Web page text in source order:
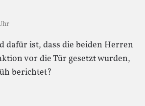
dafür ist, dass die beiden Herren
vor die Tür gesetzt wurden,
berichtet?